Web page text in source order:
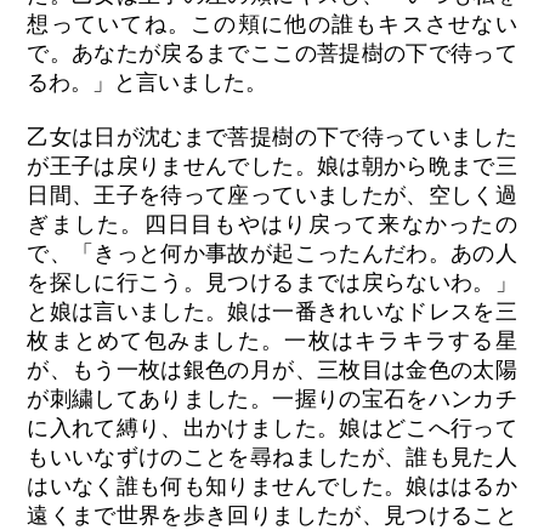
想っていてね。この頬に他の誰もキスさせない
で。あなたが戻るまでここの菩提樹の下で待って
るわ。」と言いました。
乙女は日が沈むまで菩提樹の下で待っていました
が王子は戻りませんでした。娘は朝から晩まで三
日間、王子を待って座っていましたが、空しく過
ぎました。四日目もやはり戻って来なかったの
で、「きっと何か事故が起こったんだわ。あの人
を探しに行こう。見つけるまでは戻らないわ。」
と娘は言いました。娘は一番きれいなドレスを三
枚まとめて包みました。一枚はキラキラする星
が、もう一枚は銀色の月が、三枚目は金色の太陽
が刺繍してありました。一握りの宝石をハンカチ
に入れて縛り、出かけました。娘はどこへ行って
もいいなずけのことを尋ねましたが、誰も見た人
はいなく誰も何も知りませんでした。娘ははるか
遠くまで世界を歩き回りましたが、見つけること